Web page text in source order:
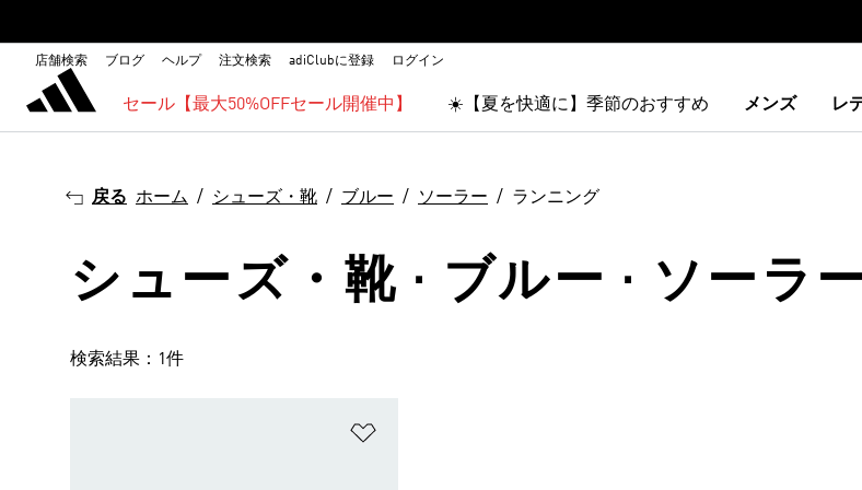
店舗検索 ブログ ヘルプ 注文検索 adiClubに登録 ログイン
セール【最大50%OFFセール開催中】 ☀️【夏を快適に】季節のおすすめ メンズ レ
戻る ホーム シューズ・靴 ブルー ソーラー ランニング
シューズ・靴 · ブルー · ソーラ
検索結果：1件